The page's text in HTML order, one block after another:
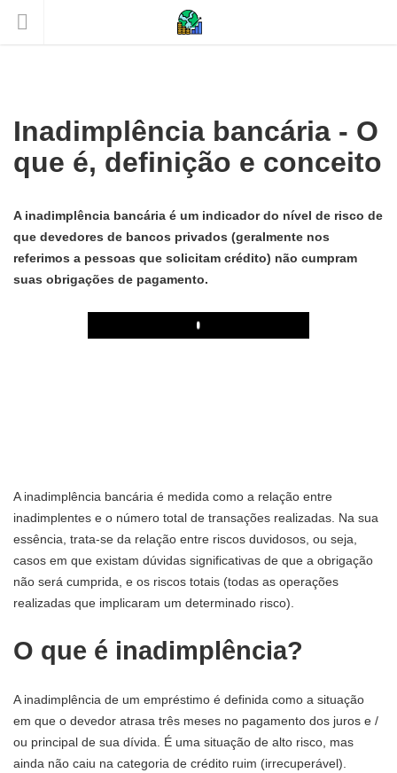
Inadimplência bancária - O
que é, definição e conceito
A inadimplência bancária é um indicador do nível de risco de
que devedores de bancos privados (geralmente nos
referimos a pessoas que solicitam crédito) não cumpram
suas obrigações de pagamento.
Play
A inadimplência bancária é medida como a relação entre
inadimplentes e o número total de transações realizadas. Na sua
essência, trata-se da relação entre riscos duvidosos, ou seja,
casos em que existam dúvidas significativas de que a obrigação
não será cumprida, e os riscos totais (todas as operações
realizadas que implicaram um determinado risco).
O que é inadimplência?
A inadimplência de um empréstimo é definida como a situação
em que o devedor atrasa três meses no pagamento dos juros e /
ou principal de sua dívida. É uma situação de alto risco, mas
ainda não caiu na categoria de crédito ruim (irrecuperável).